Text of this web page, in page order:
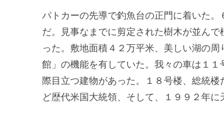
パトカーの先導で釣魚台の正門に着いた
だ。見事なまでに剪定された樹木が並ん
った。敷地面積４２万平米、美しい湖の
館」の機能を有していた。我々の車は１
際目立つ建物があった。１８号楼、総統
ど歴代米国大統領、そして、１９９２年